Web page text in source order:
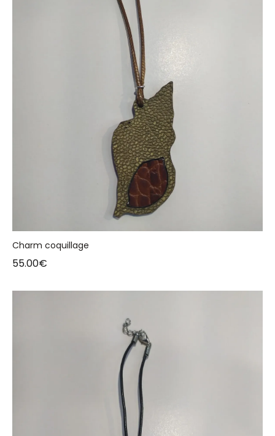
Charm coquillage
55.00€